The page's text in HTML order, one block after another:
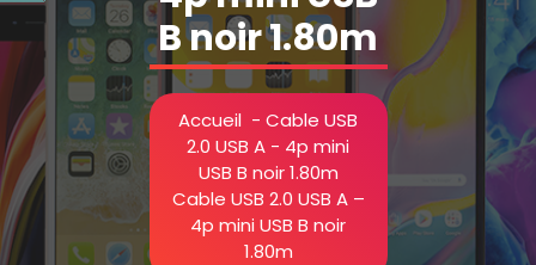
B noir 1.80m
Accueil - Cable USB
2.0 USB A - 4p mini
USB B noir 1.80m
Cable USB 2.0 USB A –
4p mini USB B noir
1.80m